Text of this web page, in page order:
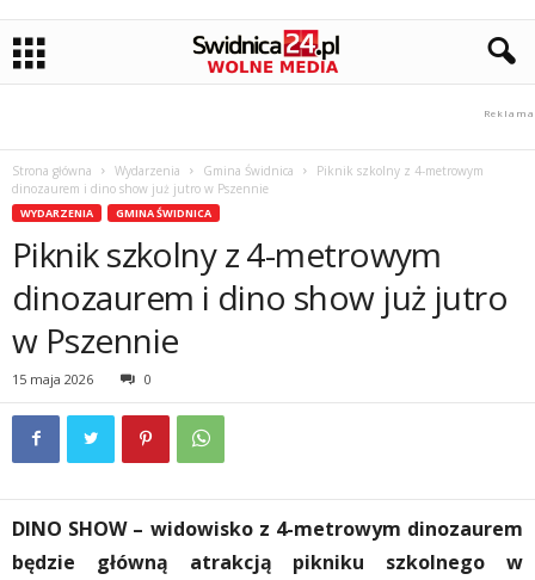
Strona główna Wydarzenia Gmina Świdnica
Piknik szkolny z 4-metrowym
dinozaurem i dino show już jutro w Pszennie
WYDARZENIA GMINA ŚWIDNICA
Piknik szkolny z 4-metrowym
dinozaurem i dino show już jutro
w Pszennie
15 maja 2026 0
DINO SHOW – widowisko z 4-metrowym dinozaurem
będzie główną atrakcją pikniku szkolnego w